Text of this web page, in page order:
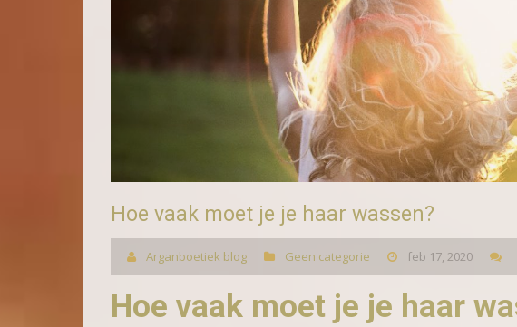
Hoe vaak moet je je haar wassen?
Arganboetiek blog Geen categorie feb 17, 2020
Hoe vaak moet je je haar